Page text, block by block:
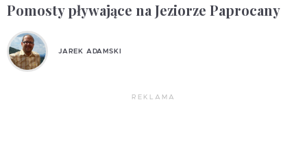
Pomosty pływające na Jeziorze Paprocany
JAREK ADAMSKI
REKLAMA